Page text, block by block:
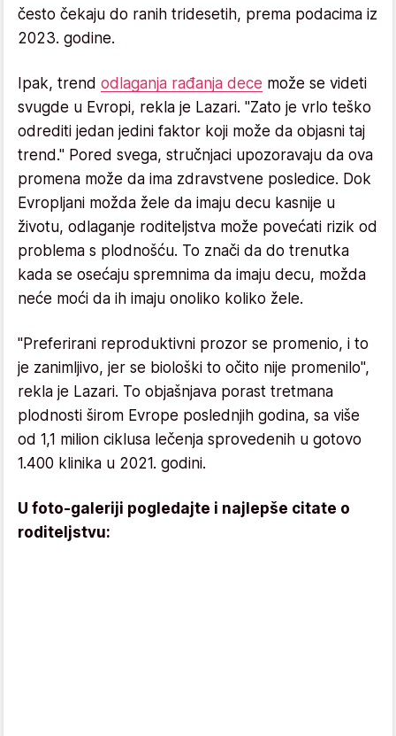
često čekaju do ranih tridesetih, prema podacima iz
2023. godine.
Ipak, trend odlaganja rađanja dece može se videti
svugde u Evropi, rekla je Lazari. "Zato je vrlo teško
odrediti jedan jedini faktor koji može da objasni taj
trend." Pored svega, stručnjaci upozoravaju da ova
promena može da ima zdravstvene posledice. Dok
Evropljani možda žele da imaju decu kasnije u
životu, odlaganje roditeljstva može povećati rizik od
problema s plodnošću. To znači da do trenutka
kada se osećaju spremnima da imaju decu, možda
neće moći da ih imaju onoliko koliko žele.
"Preferirani reproduktivni prozor se promenio, i to
je zanimljivo, jer se biološki to očito nije promenilo",
rekla je Lazari. To objašnjava porast tretmana
plodnosti širom Evrope poslednjih godina, sa više
od 1,1 milion ciklusa lečenja sprovedenih u gotovo
1.400 klinika u 2021. godini.
U foto-galeriji pogledajte i najlepše citate o
roditeljstvu: